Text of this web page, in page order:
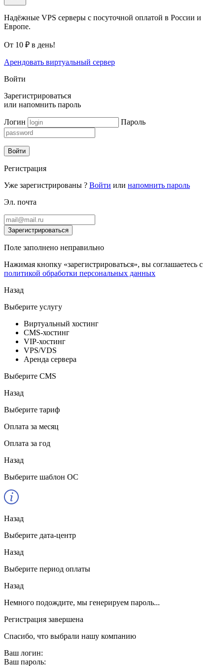
Надёжные VPS серверы с посуточной оплатой в России и
Европе.
От 10 ₽ в день!
Арендовать виртуальный сервер
Войти
Зарегистрироваться
или напомнить пароль
Логин Пароль
Войти
Регистрация
Уже зарегистрированы ? Войти или напомнить пароль
Эл. почта
Зарегистрироваться
Поле заполнено неправильно
Нажимая кнопку «зарегистрироваться», вы соглашаетесь с
политикой обработки персональных данных
Назад
Выберите услугу
Виртуальный хостинг
CMS-хостинг
VIP-хостинг
VPS/VDS
Аренда сервера
Выберите CMS
Назад
Выберите тариф
Оплата за месяц
Оплата за год
Назад
Выберите шаблон ОС
Назад
Выберите дата-центр
Назад
Выберите период оплаты
Назад
Немного подождите, мы генерируем пароль...
Регистрация завершена
Спасибо, что выбрали нашу компанию
Ваш логин:
Ваш пароль: